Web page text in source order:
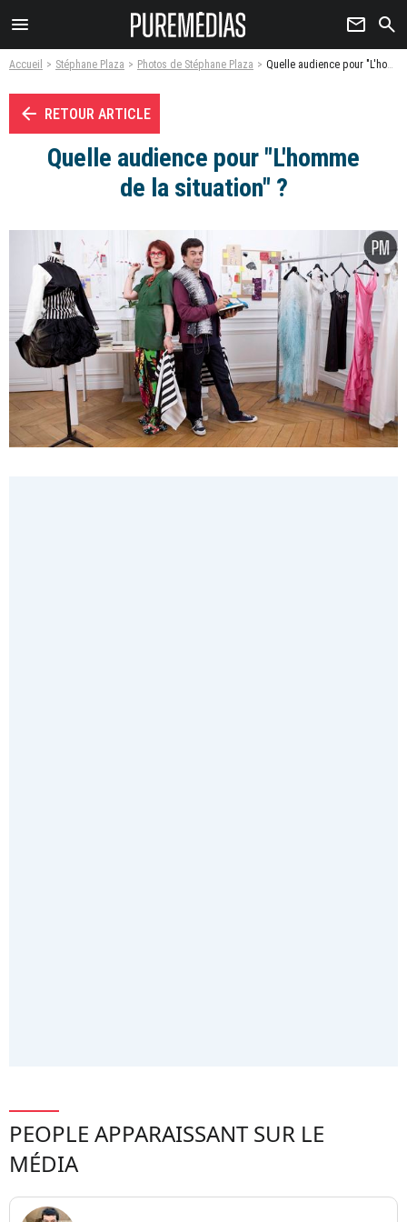
menu newsletter search
Accueil Stéphane Plaza Photos de Stéphane Plaza Quelle audience pour "L'homme de la situation" ? - Photo
arrow_left RETOUR ARTICLE
Quelle audience pour "L'homme
de la situation" ?
PEOPLE APPARAISSANT SUR LE
MÉDIA